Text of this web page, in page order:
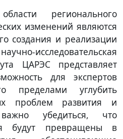
регионального
изменений являются
создания и реализации
исследовательская
ЦАРЭС представляет
для экспертов
углубить
проблем развития и
убедиться, что
будут превращены в